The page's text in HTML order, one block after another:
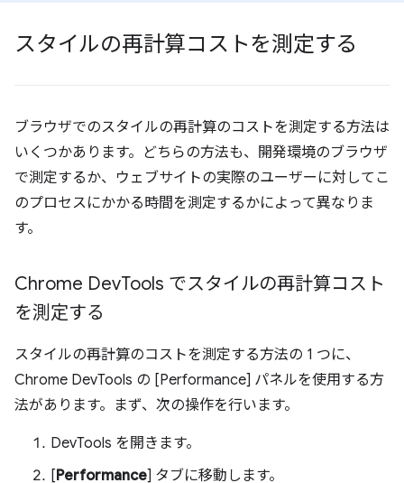
スタイルの再計算コストを測定する
ブラウザでのスタイルの再計算のコストを測定する方法は
いくつかあります。どちらの方法も、開発環境のブラウザ
で測定するか、ウェブサイトの実際のユーザーに対してこ
のプロセスにかかる時間を測定するかによって異なりま
す。
Chrome DevTools でスタイルの再計算コスト
を測定する
スタイルの再計算のコストを測定する方法の 1 つに、
Chrome DevTools の [Performance] パネルを使用する方
法があります。まず、次の操作を行います。
DevTools を開きます。
[Performance] タブに移動します。